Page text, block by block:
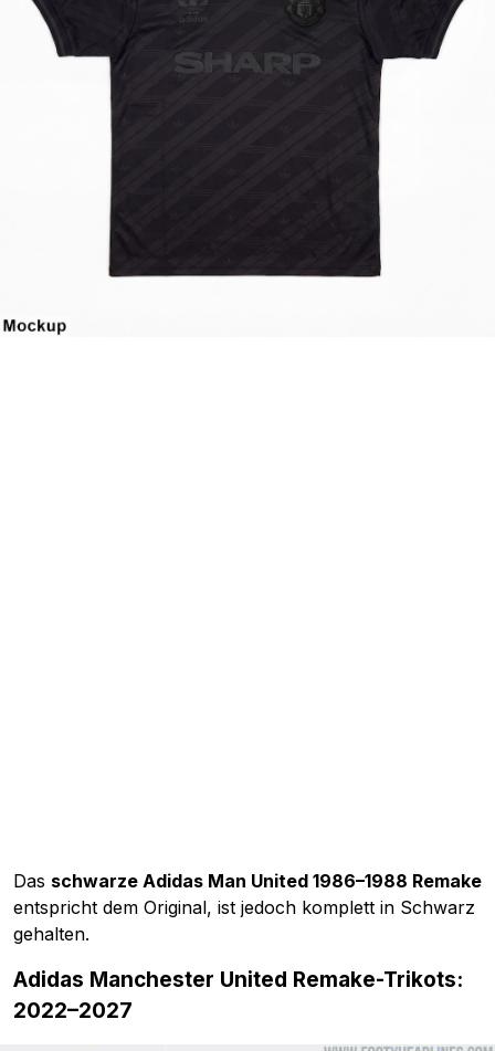
Das schwarze Adidas Man United 1986–1988 Remake
entspricht dem Original, ist jedoch komplett in Schwarz
gehalten.
Adidas Manchester United Remake-Trikots:
2022–2027